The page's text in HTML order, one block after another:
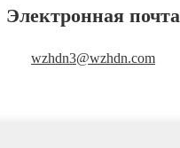
Электронная почта
wzhdn3@wzhdn.com